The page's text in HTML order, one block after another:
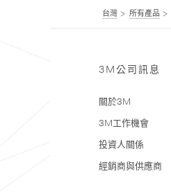
台灣 所有產品
3M公司訊息
關於3M
3M工作機會
投資人關係
經銷商與供應商